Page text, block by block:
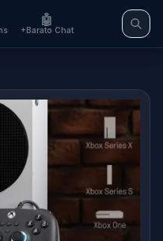
🤖
+Barato Chat